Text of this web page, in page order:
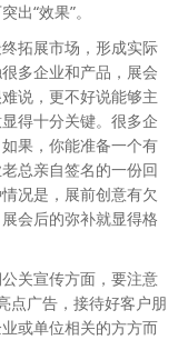
“效果”。
拓展市场，形成实际
多企业和产品，展会
说，更不好说能够主
得十分关键。很多企
果，你能准备一个有
总亲自签名的一份回
况是，展前创意有欠
会后的弥补就显得格
关宣传方面，要注意
点广告，接待好客户朋
或单位相关的方方而